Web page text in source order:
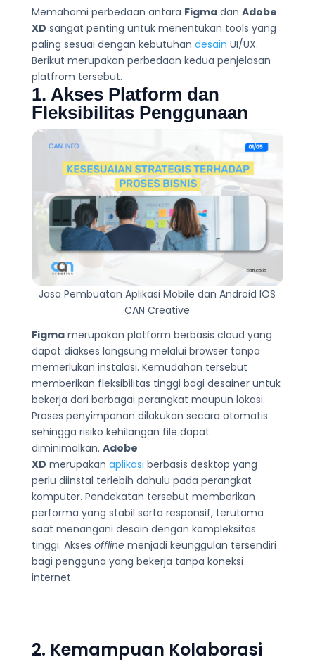
Memahami perbedaan antara Figmadan Adobe
XD sangat penting untuk menentukan tools yang
paling sesuai dengan kebutuhan desain UI/UX.
Berikut merupakan perbedaan kedua penjelasan
platfrom tersebut.
1. Akses Platform dan
Fleksibilitas Penggunaan
Jasa Pembuatan Aplikasi Mobile dan Android IOS
CAN Creative
Figmamerupakan platform berbasis cloud yang
dapat diakses langsung melalui browser tanpa
memerlukan instalasi. Kemudahan tersebut
memberikan fleksibilitas tinggi bagi desainer untuk
bekerja dari berbagai perangkat maupun lokasi.
Proses penyimpanan dilakukan secara otomatis
sehingga risiko kehilangan file dapat
diminimalkan. Adobe
XD merupakan aplikasi berbasis desktop yang
perlu diinstal terlebih dahulu pada perangkat
komputer. Pendekatan tersebut memberikan
performa yang stabil serta responsif, terutama
saat menangani desain dengan kompleksitas
tinggi. Akses offline menjadi keunggulan tersendiri
bagi pengguna yang bekerja tanpa koneksi
internet.
2. Kemampuan Kolaborasi